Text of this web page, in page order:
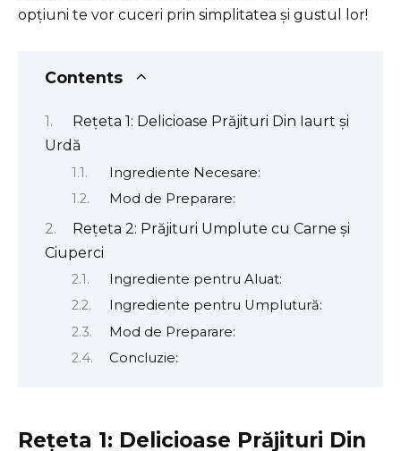
opțiuni te vor cuceri prin simplitatea și gustul lor!
Contents
Rețeta 1: Delicioase Prăjituri Din Iaurt și
Urdă
Ingrediente Necesare:
Mod de Preparare:
Rețeta 2: Prăjituri Umplute cu Carne și
Ciuperci
Ingrediente pentru Aluat:
Ingrediente pentru Umplutură:
Mod de Preparare:
Concluzie:
Rețeta 1: Delicioase Prăjituri Din